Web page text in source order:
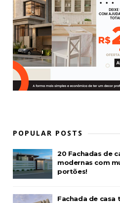
POPULAR POSTS
20 Fachadas de
modernas com
portões!
Fachada de casa